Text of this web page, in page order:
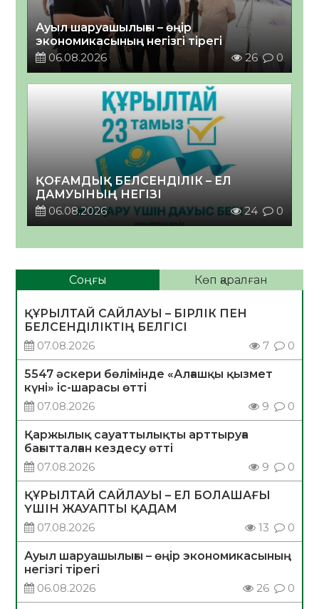
Ауыл шаруашылығы – өңір
экономикасының негізгі тірегі
06.08.2026
26 0
ҚОҒАМДЫҚ БЕЛСЕНДІЛІК – ЕЛ
ДАМУЫНЫҢ НЕГІЗІ
06.08.2026
24 0
Соңғы Көп қаралған
ҚҰРЫЛТАЙ САЙЛАУЫ – БІРЛІК ПЕН
БЕЛСЕНДІЛІКТІҢ БЕЛГІСІ
07.08.2026
7 0
5547 әскери бөлімінде «Алғашқы қызмет
күні» іс-шарасы өтті
07.08.2026
9 0
Қаржылық сауаттылықты арттыруға
бағытталған кездесу өтті
07.08.2026
9 0
ҚҰРЫЛТАЙ САЙЛАУЫ – ЕЛ БОЛАШАҒЫ
ҮШІН ЖАУАПТЫ ҚАДАМ
07.08.2026
13 0
Ауыл шаруашылығы – өңір экономикасының
негізгі тірегі
06.08.2026
26 0